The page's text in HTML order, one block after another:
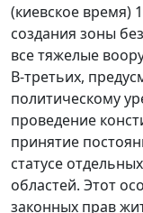
(киевское время)
создания зоны
все тяжелые
В-третьих,
политическому
проведение
принятие
статусе
областей. Этот
законных прав